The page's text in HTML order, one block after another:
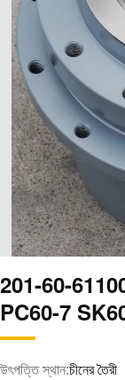
201-60-61100
PC60-7
উৎপত্তি স্থান:চীনের তৈরী